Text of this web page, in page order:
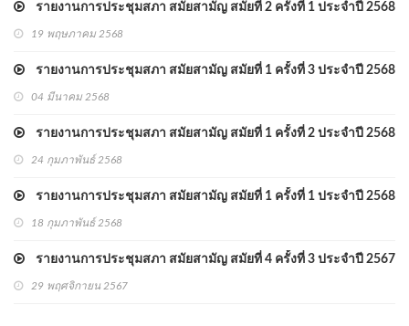
รายงานการประชุมสภา สมัยสามัญ สมัยที่ 2 ครั้งที่ 1 ประจำปี 2568
19 พฤษภาคม 2568
รายงานการประชุมสภา สมัยสามัญ สมัยที่ 1 ครั้งที่ 3 ประจำปี 2568
04 มีนาคม 2568
รายงานการประชุมสภา สมัยสามัญ สมัยที่ 1 ครั้งที่ 2 ประจำปี 2568
24 กุมภาพันธ์ 2568
รายงานการประชุมสภา สมัยสามัญ สมัยที่ 1 ครั้งที่ 1 ประจำปี 2568
18 กุมภาพันธ์ 2568
รายงานการประชุมสภา สมัยสามัญ สมัยที่ 4 ครั้งที่ 3 ประจำปี 2567
29 พฤศจิกายน 2567